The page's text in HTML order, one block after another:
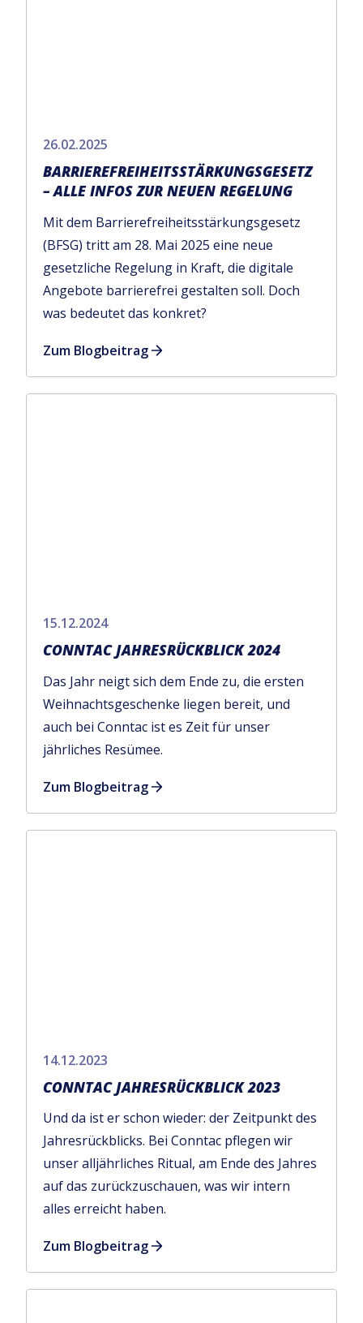
26.02.2025
BARRIEREFREIHEITS­STÄRKUNGS­GESETZ
– ALLE INFOS ZUR NEUEN REGELUNG
Mit dem Barrierefreiheitsstärkungsgesetz
(BFSG) tritt am 28. Mai 2025 eine neue
gesetzliche Regelung in Kraft, die digitale
Angebote barrierefrei gestalten soll. Doch
was bedeutet das konkret?
Zum Blogbeitrag
15.12.2024
CONNTAC JAHRESRÜCKBLICK 2024
Das Jahr neigt sich dem Ende zu, die ersten
Weihnachtsgeschenke liegen bereit, und
auch bei Conntac ist es Zeit für unser
jährliches Resümee.
Zum Blogbeitrag
14.12.2023
CONNTAC JAHRESRÜCKBLICK 2023
Und da ist er schon wieder: der Zeitpunkt des
Jahresrückblicks. Bei Conntac pflegen wir
unser alljährliches Ritual, am Ende des Jahres
auf das zurückzuschauen, was wir intern
alles erreicht haben.
Zum Blogbeitrag